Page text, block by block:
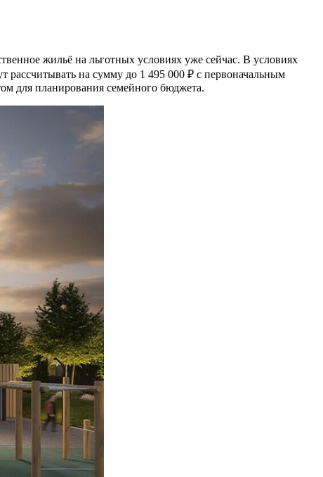
жильё на льготных условиях уже сейчас. В условиях
рассчитывать на сумму до 1 495 000 ₽ с первоначальным
для планирования семейного бюджета.